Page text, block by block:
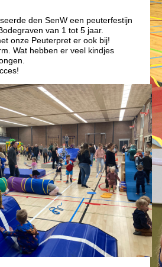
den SenW een peuterfestijn
van 1 tot 5 jaar.
onze Peuterpret er ook bij!
Wat hebben er veel kindjes